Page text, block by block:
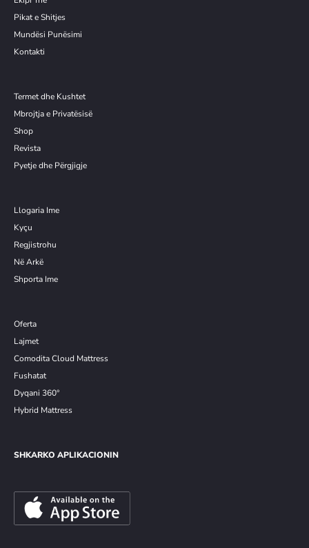
Pikat e Shitjes
Mundësi Punësimi
Kontakti
Termet dhe Kushtet
Mbrojtja e Privatësisë
Shop
Revista
Pyetje dhe Përgjigje
Llogaria Ime
Kyçu
Regjistrohu
Në Arkë
Shporta Ime
Oferta
Lajmet
Comodita Cloud Mattress
Fushatat
Dyqani 360°
Hybrid Mattress
SHKARKO APLIKACIONIN